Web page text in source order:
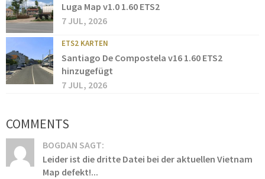
Luga Map v1.0 1.60 ETS2
7 JUL, 2026
ETS2 KARTEN
Santiago De Compostela v16 1.60 ETS2
hinzugefügt
7 JUL, 2026
COMMENTS
BOGDAN SAGT:
Leider ist die dritte Datei bei der aktuellen Vietnam
Map defekt!...